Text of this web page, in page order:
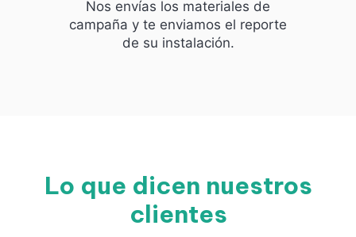
Nos envías los materiales de
campaña y te enviamos el reporte
de su instalación.
Lo que dicen nuestros
clientes